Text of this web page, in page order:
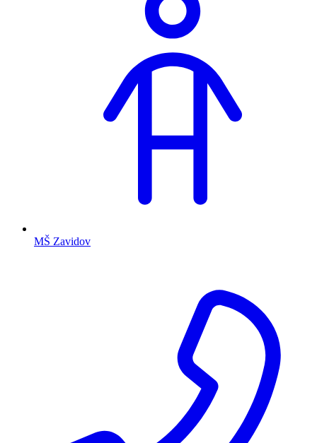
MŠ Zavidov